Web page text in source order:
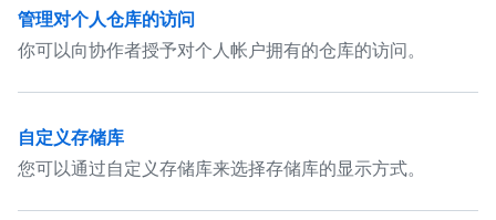
管理对个人仓库的访问
你可以向协作者授予对个人帐户拥有的仓库的访问。
自定义存储库
您可以通过自定义存储库来选择存储库的显示方式。